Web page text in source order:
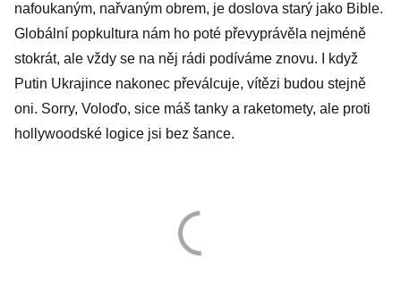
nafoukaným, nařvaným obrem, je doslova starý jako Bible.
Globální popkultura nám ho poté převyprávěla nejméně
stokrát, ale vždy se na něj rádi podíváme znovu. I když
Putin Ukrajince nakonec převálcuje, vítězi budou stejně
oni. Sorry, Voloďo, sice máš tanky a raketomety, ale proti
hollywoodské logice jsi bez šance.